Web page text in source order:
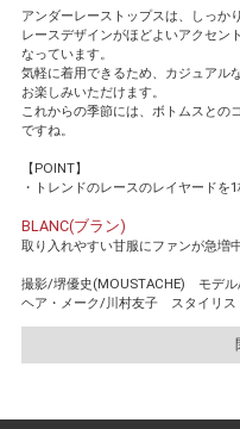
アンダーレーストップスは、しっか
レースデザインがほどよいアクセン
なっています。
気軽に着用できるため、カジュアル
お楽しみいただけます。
これからの季節には、ボトムスとの
ですね。
【POINT】
・トレンドのレースのレイヤードを
BLANC(ブラン)
取り入れやすい甘服にファンが急増
撮影/堺優史(MOUSTACHE) モデ
ヘア・メーク/川村友子 スタイリ